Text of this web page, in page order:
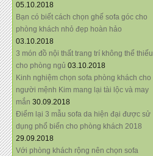
05.10.2018
Bạn có biết cách chọn ghế sofa góc cho
phòng khách nhỏ đẹp hoàn hảo
03.10.2018
3 món đồ nội thất trang trí không thể thiếu
cho phòng ngủ 03.10.2018
Kinh nghiệm chọn sofa phòng khách cho
người mệnh Kim mang lại tài lộc và may
mắn 30.09.2018
Điểm lại 3 mẫu sofa da hiện đại được sử
dụng phổ biến cho phòng khách 2018
29.09.2018
Với phòng khách rộng nên chọn sofa